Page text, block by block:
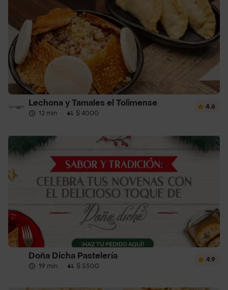
Lechona y Tamales el Tolimense
12 min · $ 4000
4.6
Doña Dicha Pastelería
19 min · $ 5500
4.9